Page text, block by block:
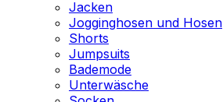
Jacken
Jogginghosen und Hosen
Shorts
Jumpsuits
Bademode
Unterwäsche